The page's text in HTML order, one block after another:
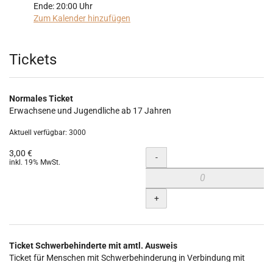
Ende:20:00 Uhr
Zum Kalender hinzufügen
Produkte
Tickets
Normales Ticket
Erwachsene und Jugendliche ab 17 Jahren
Aktuell verfügbar: 3000
3,00 €
inkl. 19% MwSt. Menge
-
+
Ticket Schwerbehinderte mit amtl. Ausweis
Ticket für Menschen mit Schwerbehinderung in Verbindung mit